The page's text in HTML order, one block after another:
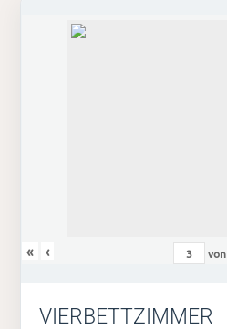
« ‹ von
VIERBETTZIMMER